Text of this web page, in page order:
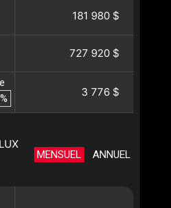
181 980 $
727 920 $
%
3 776 $
MENSUEL ANNUEL